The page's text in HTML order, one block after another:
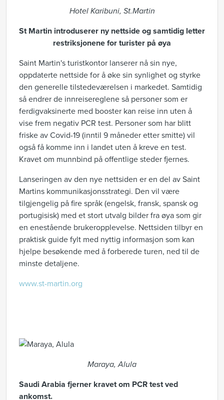
Hotel Karibuni, St.Martin
St Martin introduserer ny nettside og samtidig letter
restriksjonene for turister på øya
Saint Martin's turistkontor lanserer nå sin nye,
oppdaterte nettside for å øke sin synlighet og styrke
den generelle tilstedeværelsen i markedet. Samtidig
så endrer de innreisereglene så personer som er
ferdigvaksinerte med booster kan reise inn uten å
vise frem negativ PCR test. Personer som har blitt
friske av Covid-19 (inntil 9 måneder etter smitte) vil
også få komme inn i landet uten å kreve en test.
Kravet om munnbind på offentlige steder fjernes.
Lanseringen av den nye nettsiden er en del av Saint
Martins kommunikasjonsstrategi. Den vil være
tilgjengelig på fire språk (engelsk, fransk, spansk og
portugisisk) med et stort utvalg bilder fra øya som gir
en enestående brukeropplevelse. Nettsiden tilbyr en
praktisk guide fylt med nyttig informasjon som kan
hjelpe besøkende med å forberede turen, ned til de
minste detaljene.
www.st-martin.org
Maraya, Alula
Saudi Arabia fjerner kravet om PCR test ved
ankomst.